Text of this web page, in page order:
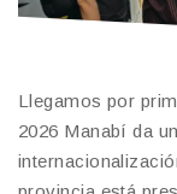
Llegamos por
2026 Manabí da